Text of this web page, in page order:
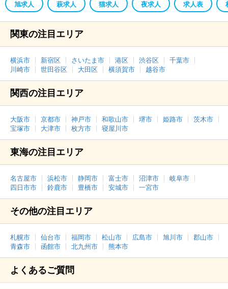
旭求人 萩求人 猫求人 夜求人 求人表
関東の注目エリア
横浜市 新宿区 さいたま市 港区 渋谷区
千葉市
川崎市
世田谷区 大田区 横須賀市 越谷市
関西の注目エリア
大阪市 京都市 神戸市 和歌山市 堺市 姫路市
茨木市
宝塚市
大津市 枚方市 寝屋川市
東海の注目エリア
名古屋市 浜松市 静岡市 富士市 沼津市
岐阜市
四日市市
鈴鹿市 豊橋市 安城市 一宮市
その他の注目エリア
札幌市 仙台市 福岡市 松山市 広島市 旭川市
郡山市
青森市
函館市 北九州市 熊本市
よくあるご質問